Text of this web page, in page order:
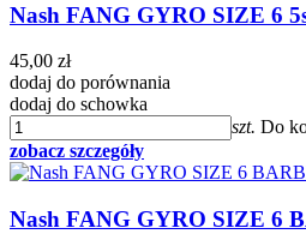
Nash FANG GYRO SIZE 6
45,00 zł
dodaj do porównania
dodaj do schowka
szt. Do
zobacz szczegóły
Nash FANG GYRO SIZE 6